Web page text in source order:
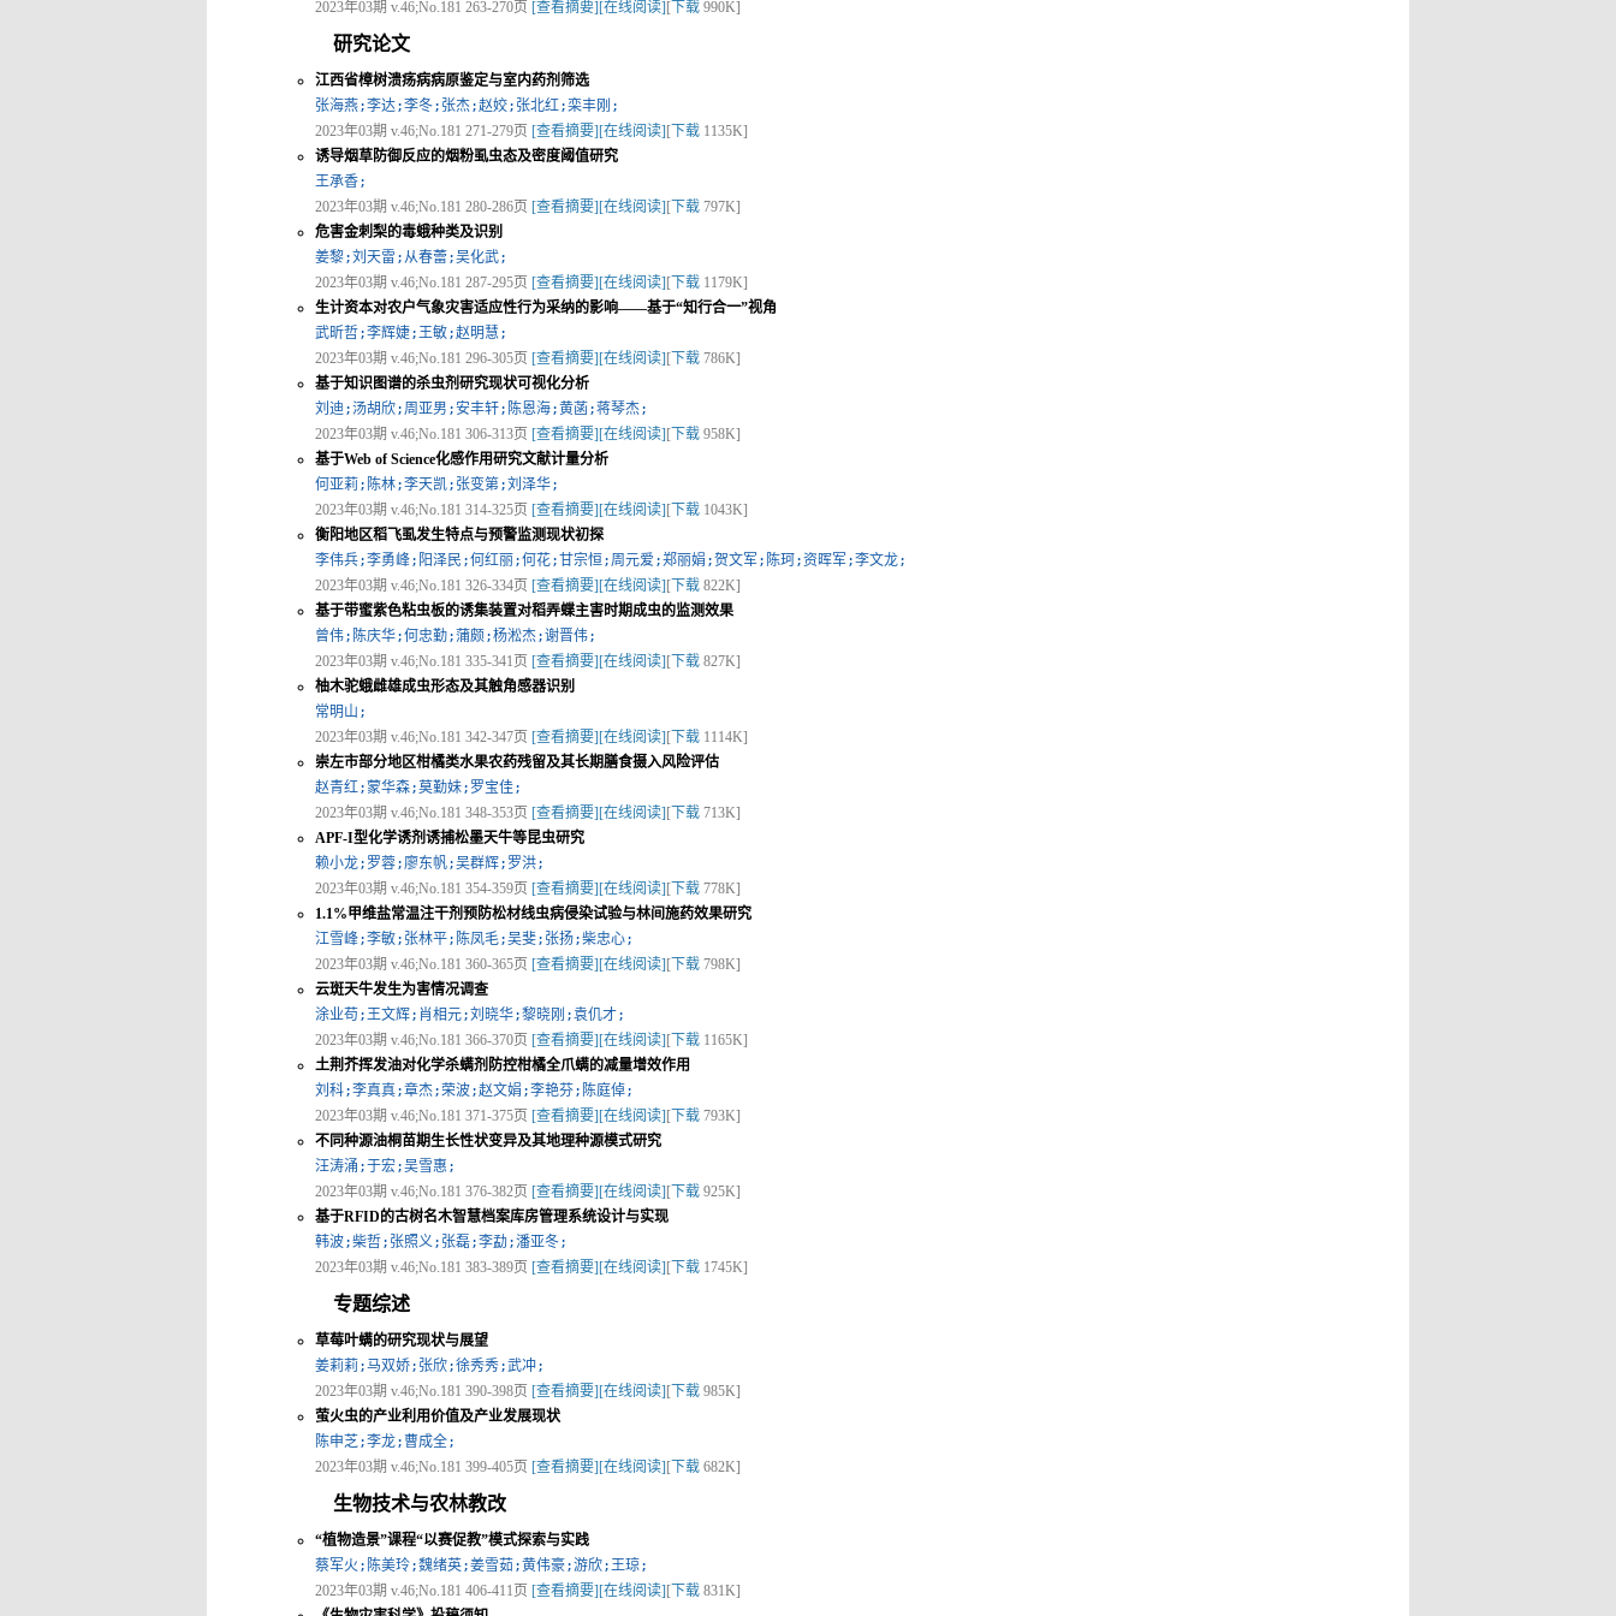
2023年03期 v.46;No.181 263-270页 [查看摘要][在线阅读] [ 下载 990K]
研究论文
江西省樟树溃疡病病原鉴定与室内药剂筛选
张海燕;李达;李冬;张杰;赵姣;张北红;栾丰刚;
2023年03期 v.46;No.181 271-279页 [查看摘要][在线阅读] [ 下载 1135K]
诱导烟草防御反应的烟粉虱虫态及密度阈值研究
王承香;
2023年03期 v.46;No.181 280-286页 [查看摘要][在线阅读] [ 下载 797K]
危害金刺梨的毒蛾种类及识别
姜黎;刘天雷;从春蕾;吴化武;
2023年03期 v.46;No.181 287-295页 [查看摘要][在线阅读] [ 下载 1179K]
生计资本对农户气象灾害适应性行为采纳的影响——基于“知行合一”视角
武昕哲;李辉婕;王敏;赵明慧;
2023年03期 v.46;No.181 296-305页 [查看摘要][在线阅读] [ 下载 786K]
基于知识图谱的杀虫剂研究现状可视化分析
刘迪;汤胡欣;周亚男;安丰轩;陈恩海;黄菡;蒋琴杰;
2023年03期 v.46;No.181 306-313页 [查看摘要][在线阅读] [ 下载 958K]
基于Web of Science化感作用研究文献计量分析
何亚莉;陈林;李天凯;张变第;刘泽华;
2023年03期 v.46;No.181 314-325页 [查看摘要][在线阅读] [ 下载 1043K]
衡阳地区稻飞虱发生特点与预警监测现状初探
李伟兵;李勇峰;阳泽民;何红丽;何花;甘宗恒;周元爱;郑丽娟;贺文军;陈珂;资晖军;李文龙;
2023年03期 v.46;No.181 326-334页 [查看摘要][在线阅读] [ 下载 822K]
基于带蜜紫色粘虫板的诱集装置对稻弄蝶主害时期成虫的监测效果
曾伟;陈庆华;何忠勤;蒲颇;杨淞杰;谢晋伟;
2023年03期 v.46;No.181 335-341页 [查看摘要][在线阅读] [ 下载 827K]
柚木驼蛾雌雄成虫形态及其触角感器识别
常明山;
2023年03期 v.46;No.181 342-347页 [查看摘要][在线阅读] [ 下载 1114K]
崇左市部分地区柑橘类水果农药残留及其长期膳食摄入风险评估
赵青红;蒙华森;莫勤妹;罗宝佳;
2023年03期 v.46;No.181 348-353页 [查看摘要][在线阅读] [ 下载 713K]
APF-I型化学诱剂诱捕松墨天牛等昆虫研究
赖小龙;罗蓉;廖东帆;吴群辉;罗洪;
2023年03期 v.46;No.181 354-359页 [查看摘要][在线阅读] [ 下载 778K]
1.1%甲维盐常温注干剂预防松材线虫病侵染试验与林间施药效果研究
江雪峰;李敏;张林平;陈凤毛;吴斐;张扬;柴忠心;
2023年03期 v.46;No.181 360-365页 [查看摘要][在线阅读] [ 下载 798K]
云斑天牛发生为害情况调查
涂业苟;王文辉;肖相元;刘晓华;黎晓刚;袁仉才;
2023年03期 v.46;No.181 366-370页 [查看摘要][在线阅读] [ 下载 1165K]
土荆芥挥发油对化学杀螨剂防控柑橘全爪螨的减量增效作用
刘科;李真真;章杰;荣波;赵文娟;李艳芬;陈庭倬;
2023年03期 v.46;No.181 371-375页 [查看摘要][在线阅读] [ 下载 793K]
不同种源油桐苗期生长性状变异及其地理种源模式研究
汪涛涌;于宏;吴雪惠;
2023年03期 v.46;No.181 376-382页 [查看摘要][在线阅读] [ 下载 925K]
基于RFID的古树名木智慧档案库房管理系统设计与实现
韩波;柴哲;张照义;张磊;李勐;潘亚冬;
2023年03期 v.46;No.181 383-389页 [查看摘要][在线阅读] [ 下载 1745K]
专题综述
草莓叶螨的研究现状与展望
姜莉莉;马双娇;张欣;徐秀秀;武冲;
2023年03期 v.46;No.181 390-398页 [查看摘要][在线阅读] [ 下载 985K]
萤火虫的产业利用价值及产业发展现状
陈申芝;李龙;曹成全;
2023年03期 v.46;No.181 399-405页 [查看摘要][在线阅读] [ 下载 682K]
生物技术与农林教改
“植物造景”课程“以赛促教”模式探索与实践
蔡军火;陈美玲;魏绪英;姜雪茹;黄伟豪;游欣;王琼;
2023年03期 v.46;No.181 406-411页 [查看摘要][在线阅读] [ 下载 831K]